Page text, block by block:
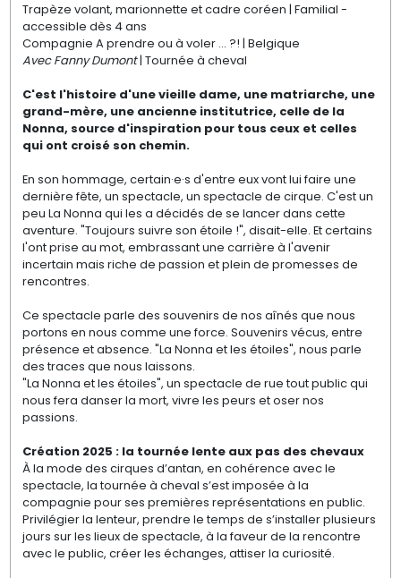
Trapèze volant, marionnette et cadre coréen | Familial -
accessible dès 4 ans
Compagnie A prendre ou à voler ... ?! | Belgique
Avec Fanny Dumont| Tournée à cheval
​​C'est l'histoire d'une vieille dame, une matriarche, une
grand-mère, une ancienne institutrice, celle de la
Nonna, source d'inspiration pour tous ceux et celles
qui ont croisé son chemin.
​En son hommage, certain·e·s d'entre eux vont lui faire une
dernière fête, un spectacle, un spectacle de cirque. C'est un
peu La Nonna qui les a décidés de se lancer dans cette
aventure. "Toujours suivre son étoile !", disait-elle. Et certains
l'ont prise au mot, embrassant une carrière à l'avenir
incertain mais riche de passion et plein de promesses de
rencontres.
Ce spectacle parle des souvenirs de nos aînés que nous
portons en nous comme une force. Souvenirs vécus, entre
présence et absence. "La Nonna et les étoiles", nous parle
des traces que nous laissons.
"La Nonna et les étoiles", un spectacle de rue tout public qui
nous fera danser la mort, vivre les peurs et oser nos
passions.
Création 2025 : la tournée lente aux pas des chevaux
À la mode des cirques d’antan, en cohérence avec le
spectacle, la tournée à cheval s’est imposée à la
compagnie pour ses premières représentations en public.
Privilégier la lenteur, prendre le temps de s’installer plusieurs
jours sur les lieux de spectacle, à la faveur de la rencontre
avec le public, créer les échanges, attiser la curiosité.